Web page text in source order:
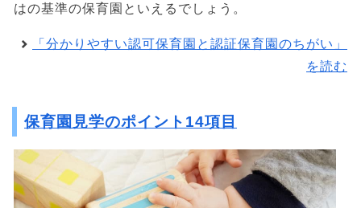
はの基準の保育園といえるでしょう。
「分かりやすい認可保育園と認証保育園のちがい」
を読む
保育園見学のポイント14項目